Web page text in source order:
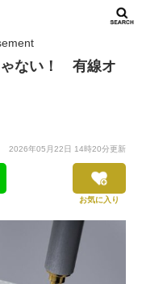
ゃない！ 有線オ
2026年05月22日 14時20分更新
お気に入り